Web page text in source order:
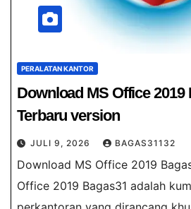
PERALATAN KANTOR
Download MS Office 2019
Terbaru version
JULI 9, 2026 BAGAS31132
Download MS Office 2019
Office 2019 Bagas31 adalah